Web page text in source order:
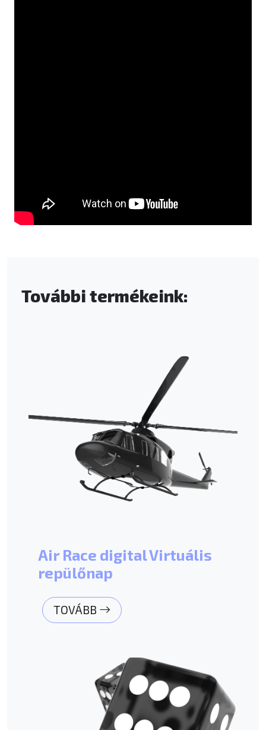
További termékeink:
Air Race digital Virtuális
repülőnap
TOVÁBB